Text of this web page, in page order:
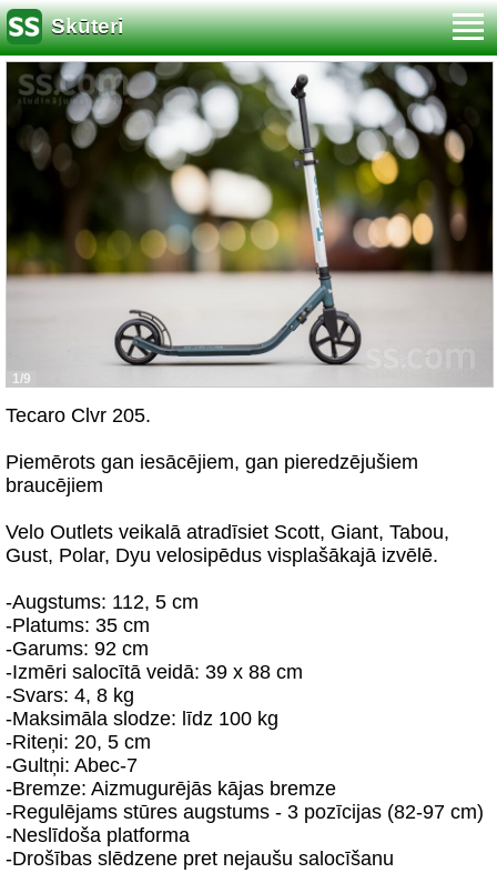
Skūteri
1/9
Tecaro Clvr 205.
Piemērots gan iesācējiem, gan pieredzējušiem
braucējiem
Velo Outlets veikalā atradīsiet Scott, Giant, Tabou,
Gust, Polar, Dyu velosipēdus visplašākajā izvēlē.
-Augstums: 112, 5 cm
-Platums: 35 cm
-Garums: 92 cm
-Izmēri salocītā veidā: 39 x 88 cm
-Svars: 4, 8 kg
-Maksimāla slodze: līdz 100 kg
-Riteņi: 20, 5 cm
-Gultņi: Abec-7
-Bremze: Aizmugurējās kājas bremze
-Regulējams stūres augstums - 3 pozīcijas (82-97 cm)
-Neslīdoša platforma
-Drošības slēdzene pret nejaušu salocīšanu